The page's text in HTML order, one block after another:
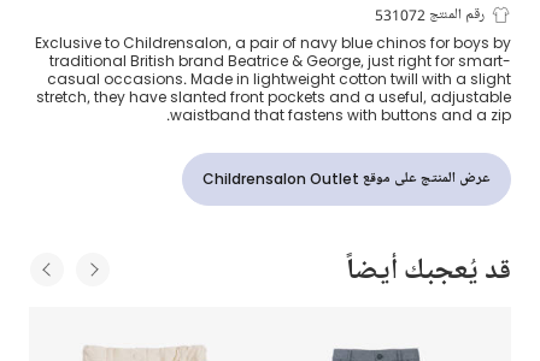
بنطلون تشينو قطن لون كحلي للأولاد
رقم المنتج 531072
Exclusive to Childrensalon, a pair of navy blue chinos for boys by
traditional British brand Beatrice & George, just right for smart-
casual occasions. Made in lightweight cotton twill with a slight
stretch, they have slanted front pockets and a useful, adjustable
waistband that fastens with buttons and a zip.
عرض المنتج على موقع Childrensalon Outlet
قد يُعجبك أيضاً